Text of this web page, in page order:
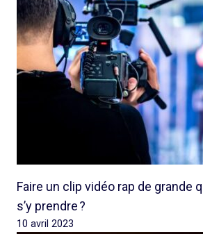
Faire un clip vidéo rap de grande
s’y prendre ?
10 avril 2023